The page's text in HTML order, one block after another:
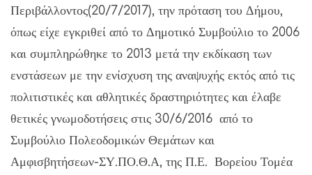
Περιβάλλοντος(20/7/2017), την πρόταση του Δήμου,
όπως είχε εγκριθεί από το Δημοτικό Συμβούλιο το 2006
και συμπληρώθηκε το 2013 μετά την εκδίκαση των
ενστάσεων με την ενίσχυση της αναψυχής εκτός από τις
πολιτιστικές και αθλητικές δραστηριότητες και έλαβε
θετικές γνωμοδοτήσεις στις 30/6/2016 από το
Συμβούλιο Πολεοδομικών Θεμάτων και
Αμφισβητήσεων-ΣΥ.ΠΟ.Θ.Α, της Π.Ε. Βορείου Τομέα